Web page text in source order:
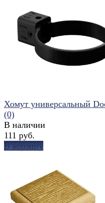
избранное сравнить
избранное сравнить
Хомут универсальный
(0)
В наличии
111 руб.
В корзину